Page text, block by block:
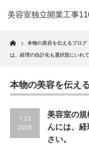
美容室独立開業工事
Home
本物の美容を伝えるブログ
は、経理の自計化も選択肢にいれて
本物の美容を伝え
7.23
2018
美容室の
んには、
さい。